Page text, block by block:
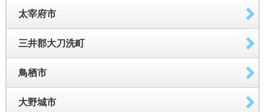
太宰府市
三井郡大刀洗町
鳥栖市
大野城市